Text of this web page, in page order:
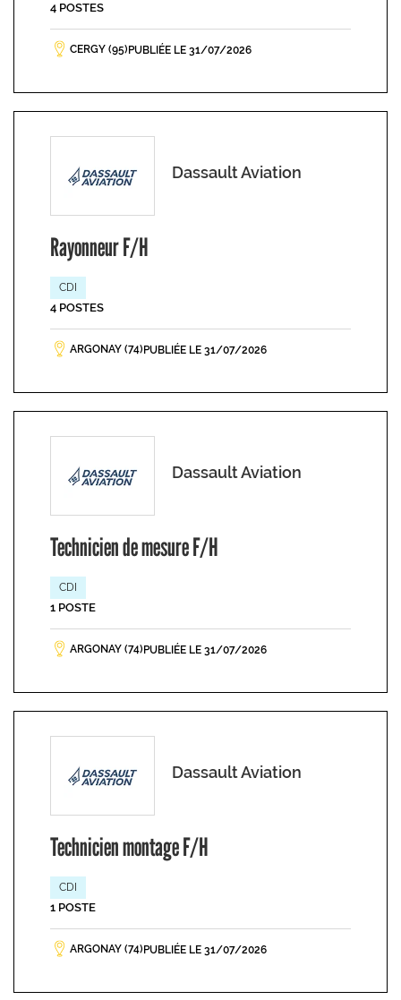
4 POSTES
CERGY (95) PUBLIÉE LE 31/07/2026
Dassault Aviation
Rayonneur F/H
CDI
4 POSTES
ARGONAY (74) PUBLIÉE LE 31/07/2026
Dassault Aviation
Technicien de mesure F/H
CDI
1 POSTE
ARGONAY (74) PUBLIÉE LE 31/07/2026
Dassault Aviation
Technicien montage F/H
CDI
1 POSTE
ARGONAY (74) PUBLIÉE LE 31/07/2026